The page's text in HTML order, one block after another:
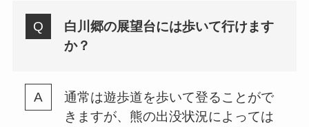
白川郷の展望台には歩いて行けます
か？
通常は遊歩道を歩いて登ることがで
きますが、熊の出没状況によっては